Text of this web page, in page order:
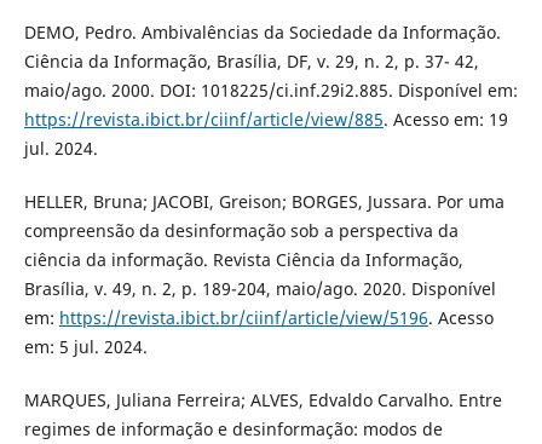
DEMO, Pedro. Ambivalências da Sociedade da Informação.
Ciência da Informação, Brasília, DF, v. 29, n. 2, p. 37- 42,
maio/ago. 2000. DOI: 1018225/ci.inf.29i2.885. Disponível em:
https://revista.ibict.br/ciinf/article/view/885. Acesso em: 19
jul. 2024.
HELLER, Bruna; JACOBI, Greison; BORGES, Jussara. Por uma
compreensão da desinformação sob a perspectiva da
ciência da informação. Revista Ciência da Informação,
Brasília, v. 49, n. 2, p. 189-204, maio/ago. 2020. Disponível
em: https://revista.ibict.br/ciinf/article/view/5196. Acesso
em: 5 jul. 2024.
MARQUES, Juliana Ferreira; ALVES, Edvaldo Carvalho. Entre
regimes de informação e desinformação: modos de